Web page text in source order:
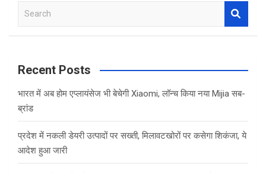
a
c
Recent Posts
भारत में अब होम एप्लायंसेज भी बेचेगी Xiaomi, लॉन्च किया नया Mijia सब-
ब्रांड
प्रदेश में नकली डेयरी उत्पादों पर सख्ती, मिलावटखोरों पर कसेगा शिकंजा, ये
आदेश हुआ जारी